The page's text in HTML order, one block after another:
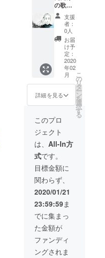
の歌』
ご支援
いただ
いた防
音室
で、で
あがあ
なただ
けのた
めに1曲
歌う音
声の
データ
をお送
りしま
す。 曲
目は、
以下の
リスト
からで
あれば
リクエ
ストに
お応え
しやす
いで
す。 ・
angela
・
Kalafin
a ・志
方あき
支援
者：
0人
お届
け予
定：
2020
年02
月
詳細を見る
こ
の
リ
タ
ー
ン
を
選
択
す
る
このプロ
ジェクト
は、 All-In方
式です。
目標金額に
関わらず、
2020/01/21
23:59:59ま
でに集まっ
た金額が
ファンディ
ングされま